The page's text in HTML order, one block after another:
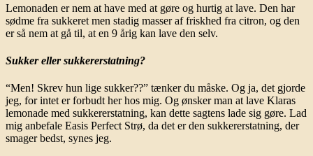
Lemonaden er nem at have med at gøre og hurtig at lave. Den har
sødme fra sukkeret men stadig masser af friskhed fra citron, og den
er så nem at gå til, at en 9 årig kan lave den selv.
Sukker eller sukkererstatning?
“Men! Skrev hun lige sukker??” tænker du måske. Og ja, det gjorde
jeg, for intet er forbudt her hos mig. Og ønsker man at lave Klaras
lemonade med sukkererstatning, kan dette sagtens lade sig gøre. Lad
mig anbefale Easis Perfect Strø, da det er den sukkererstatning, der
smager bedst, synes jeg.